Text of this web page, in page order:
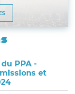
PPA -
et